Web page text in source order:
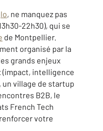
, ne manquez pas
22h30), qui se
de Montpellier.
organisé par la
grands enjeux
intelligence
village de startup
B2B, le
French Tech
votre